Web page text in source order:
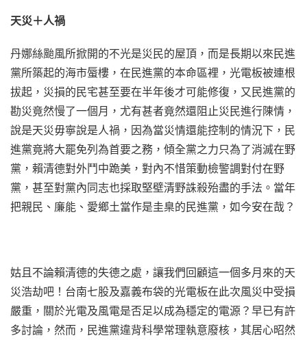
天災＋人禍
丹娜絲颱風所掀開的不光是災民的屋頂，而是長期以來民進
黨所築起的海市蜃樓，在民進黨的本命區裡，光電板被連根
拔起，災損的民宅甚至要在半年後才可能修復，又民進黨的
勘災竟然慢了一個月，尤有甚者竟然還阻止災民進行陳情，
說是天災毋寧說是人禍，因為當災情還能控制的情況下，民
進黨竟將大罷免列為首要之務，傾全黨之力只為了消滅在野
黨，賴清德對外鬥中跪美，對內不惜策動檢警調對付在野
黨，甚至對黨內同志也採取堅壁清野誅殺殆盡的手法。當年
把親民、廉能、愛鄉土當作是圭臬的民進黨，如今安在哉？
姑且不論賴清德的失德之處，讓我們回顧這一個多月來的天
災浩劫吧！台南七股及嘉義布袋的光電板在此次風災中受損
嚴重，關於光電及風電是否足以成為穩定的電源？早已有許
多討論，然而，民進黨違背科學常理執意廢核，其居心昭然